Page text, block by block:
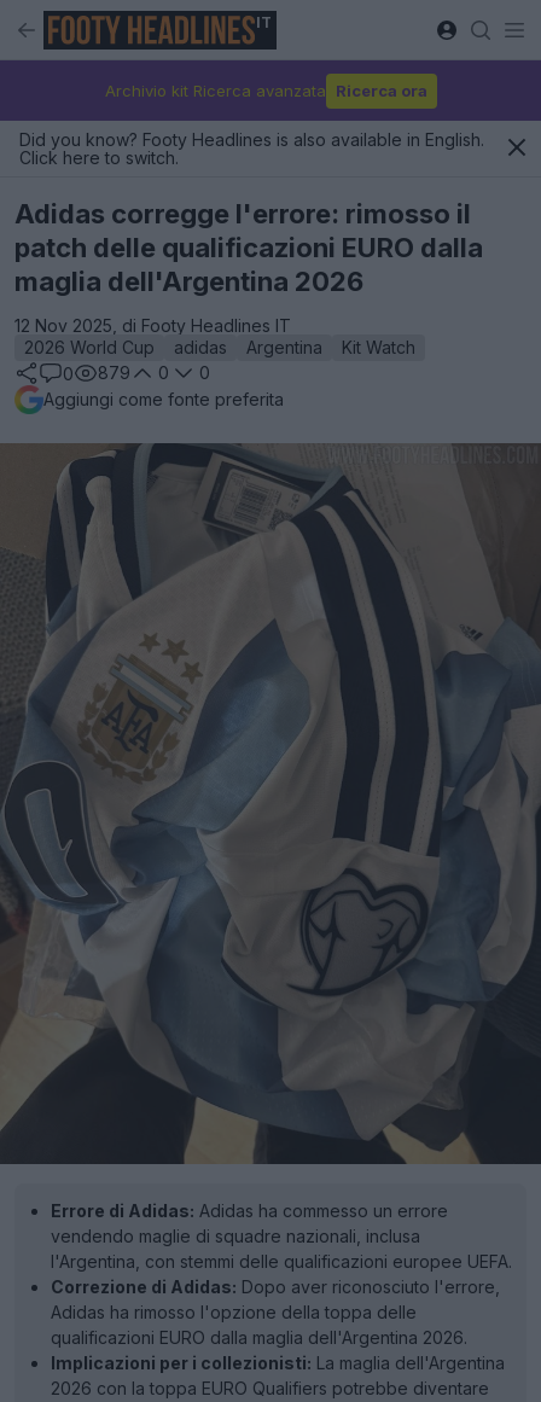
IT
Archivio kit Ricerca avanzata Ricerca ora
Did you know? Footy Headlines is also available in English.
Click here to switch.
Adidas corregge l'errore: rimosso il
patch delle qualificazioni EURO dalla
maglia dell'Argentina 2026
12 Nov 2025, di Footy Headlines IT
2026 World Cup
adidas Argentina
Kit Watch
0
879 0
0
Aggiungi come fonte preferita
Errore di Adidas: Adidas ha commesso un errore
vendendo maglie di squadre nazionali, inclusa
l'Argentina, con stemmi delle qualificazioni europee UEFA.
Correzione di Adidas: Dopo aver riconosciuto l'errore,
Adidas ha rimosso l'opzione della toppa delle
qualificazioni EURO dalla maglia dell'Argentina 2026.
Implicazioni per i collezionisti: La maglia dell'Argentina
2026 con la toppa EURO Qualifiers potrebbe diventare